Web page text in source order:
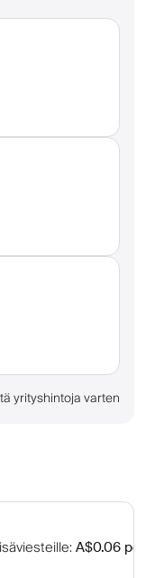
yrityshintoja varten
: A$0.06 per